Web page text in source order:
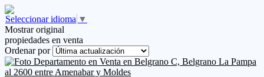
Seleccionar idioma ▼
Mostrar original
propiedades en venta
Ordenar por